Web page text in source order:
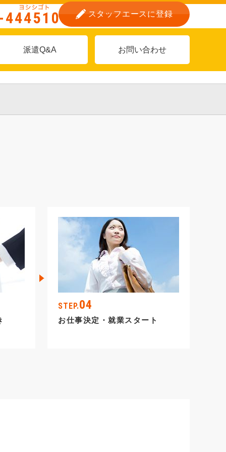
スタッフエースに登録
派遣Q&A お問い合わせ
STEP.04
お仕事決定・就業スタート